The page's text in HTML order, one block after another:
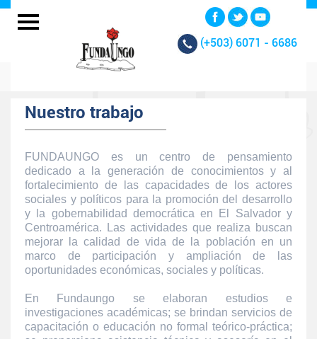
(+503) 6071 - 6686
Nuestro trabajo
FUNDAUNGO es un centro de pensamiento
dedicado a la generación de conocimientos y al
fortalecimiento de las capacidades de los actores
sociales y políticos para la promoción del desarrollo
y la gobernabilidad democrática en El Salvador y
Centroamérica. Las actividades que realiza buscan
mejorar la calidad de vida de la población en un
marco de participación y ampliación de las
oportunidades económicas, sociales y políticas.
En Fundaungo se elaboran estudios e
investigaciones académicas; se brindan servicios de
capacitación o educación no formal teórico-práctica;